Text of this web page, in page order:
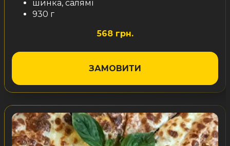
шинка, салямі
930 г
568 грн.
ЗАМОВИТИ